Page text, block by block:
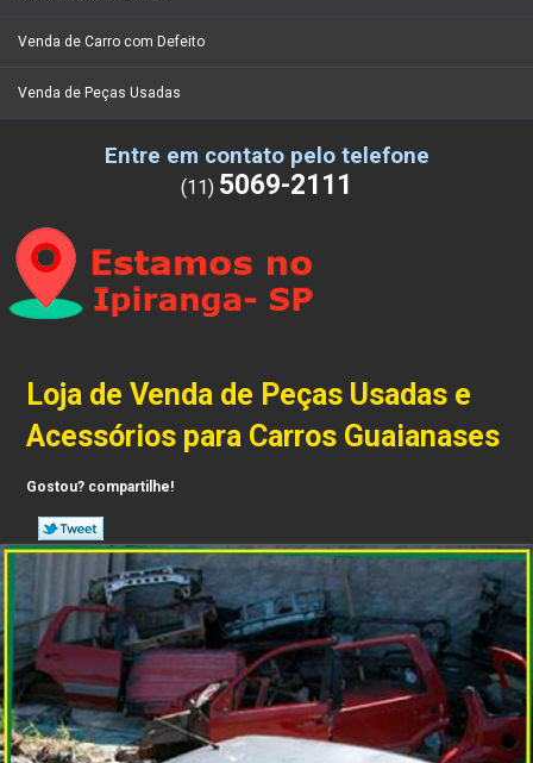
Venda de Carro com Defeito
Venda de Peças Usadas
Entre em contato pelo telefone
(11) 5069-2111
Loja de Venda de Peças Usadas e
Acessórios para Carros Guaianases
Gostou? compartilhe!